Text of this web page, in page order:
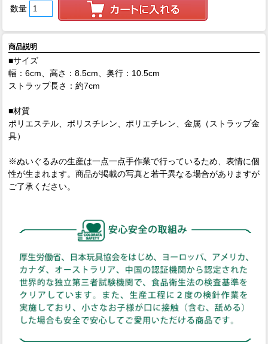
数量
商品説明
■サイズ
幅：6cm、高さ：8.5cm、奥行：10.5cm
ストラップ長さ：約7cm
■材質
ポリエステル、ポリスチレン、ポリエチレン、金属（ストラップ金
具）
※ぬいぐるみの生産は一点一点手作業で行っているため、表情に個
性が生まれます。商品が掲載の写真と若干異なる場合がありますが
ご了承ください。